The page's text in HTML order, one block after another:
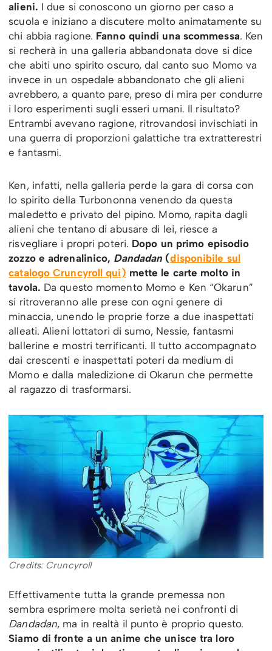
alieni. I due si conoscono un giorno per caso a
scuola e iniziano a discutere molto animatamente su
chi abbia ragione. Fanno quindi una scommessa. Ken
si recherà in una galleria abbandonata dove si dice
che abiti uno spirito oscuro, dal canto suo Momo va
invece in un ospedale abbandonato che gli alieni
avrebbero, a quanto pare, preso di mira per condurre
i loro esperimenti sugli esseri umani. Il risultato?
Entrambi avevano ragione, ritrovandosi invischiati in
una guerra di proporzioni galattiche tra extratterestri
e fantasmi.
Ken, infatti, nella galleria perde la gara di corsa con
lo spirito della Turbononna venendo da questa
maledetto e privato del pipino. Momo, rapita dagli
alieni che tentano di abusare di lei, riesce a
risvegliare i propri poteri. Dopo un primo episodio
zozzo e adrenalinico, Dandadan (disponibile sul
catalogo Cruncyroll qui) mette le carte molto in
tavola. Da questo momento Momo e Ken “Okarun”
si ritroveranno alle prese con ogni genere di
minaccia, unendo le proprie forze a due inaspettati
alleati. Alieni lottatori di sumo, Nessie, fantasmi
ballerine e mostri terrificanti. Il tutto accompagnato
dai crescenti e inaspettati poteri da medium di
Momo e dalla maledizione di Okarun che permette
al ragazzo di trasformarsi.
Credits: Cruncyroll
Effettivamente tutta la grande premessa non
sembra esprimere molta serietà nei confronti di
Dandadan, ma in realtà il punto è proprio questo.
Siamo di fronte a un anime che unisce tra loro